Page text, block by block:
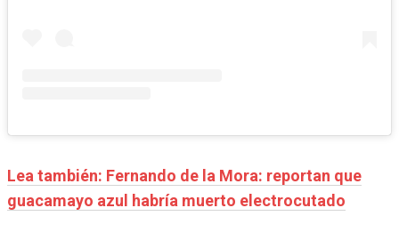
Lea también: Fernando de la Mora: reportan que
guacamayo azul habría muerto electrocutado